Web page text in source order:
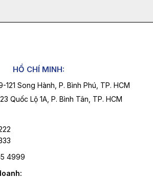
HỒ CHÍ MINH:
121 Song Hành, P. Bình Phú, TP. HCM
Quốc Lộ 1A, P. Bình Tân, TP. HCM
4999